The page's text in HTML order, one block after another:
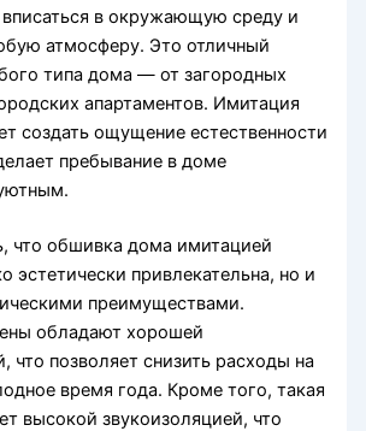
в окружающую среду и
атмосферу. Это отличный
типа дома — от загородных
апартаментов. Имитация
создать ощущение естественности
пребывание в доме
что обшивка дома имитацией
эстетически привлекательна, но и
преимуществами.
обладают хорошей
что позволяет снизить расходы на
время года. Кроме того, такая
высокой звукоизоляцией, что